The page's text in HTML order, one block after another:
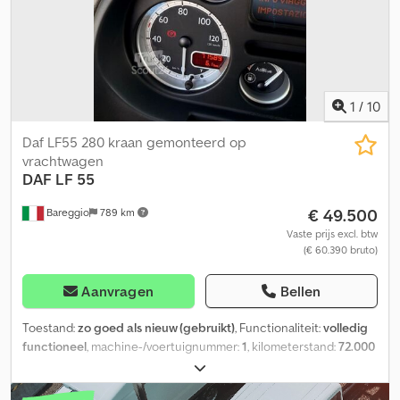
voorbehoud en onder voorbehoud van tussenverkoop.
1 / 10
Bareggio 789 km
Daf LF55 280 kraan gemonteerd op
vrachtwagen
DAF LF 55
€ 49.500
Vaste prijs excl. btw
(€ 60.390 bruto)
Aanvragen Bellen
Toestand:zo goed als nieuw (gebruikt), Functionaliteit:volledig
functioneel, machine-/voertuignummer:1, kilometerstand:72.000
, brandstoftype:
laadgewicht:9.000 kg, totaalgewicht:16.000 kg, bandenconditie: